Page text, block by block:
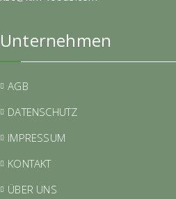
Unternehmen
AGB
DATENSCHUTZ
IMPRESSUM
KONTAKT
ÜBER UNS